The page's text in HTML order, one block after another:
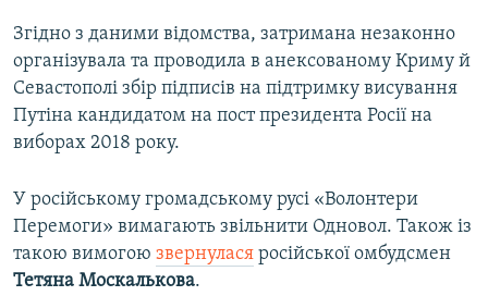
Згідно з даними відомства, затримана незаконно
організувала та проводила в анексованому Криму й
Севастополі збір підписів на підтримку висування
Путіна кандидатом на пост президента Росії на
виборах 2018 року.
У російському громадському русі «Волонтери
Перемоги» вимагають звільнити Одновол. Також із
такою вимогою звернулася російської омбудсмен
Тетяна Москалькова.